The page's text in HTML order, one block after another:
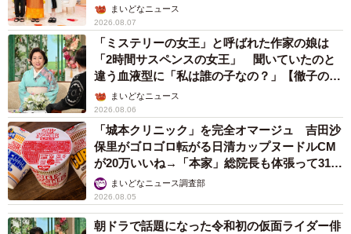
ァンから熱い支持を集めている。
今月20日には岡崎さんと仲睦まじくデュエットする動画を
公開していた。投稿の内容から、岡崎さんが暮らす熊本に
移住するとみられる。
ん】まいどなニュース
2026.08.07
「ミステリーの女王」と呼ばれた作家の娘は
「2時間サスペンスの女王」 聞いていたのと
違う血液型に「私は誰の子なの？」【徹子の部
屋】まいどなニュース
2026.08.06
「城本クリニック」を完全オマージュ 吉田沙
保里がゴロゴロ転がる日清カップヌードルCM
が20万いいね→「本家」総院長も体張って31万
いいねまいどなニュース調査部
2026.08.05
朝ドラで話題になった令和初の仮面ライダー俳